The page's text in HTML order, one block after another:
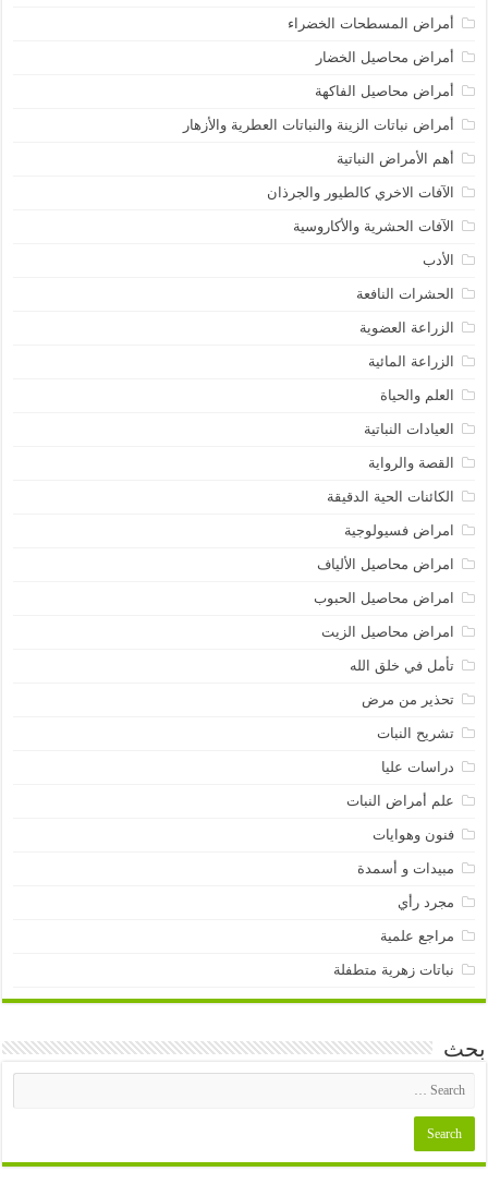
أمراض المسطحات الخضراء
أمراض محاصيل الخضار
أمراض محاصيل الفاكهة
أمراض نباتات الزينة والنباتات العطرية والأزهار
أهم الأمراض النباتية
الآفات الاخري كالطيور والجرذان
الآفات الحشرية والأكاروسية
الأدب
الحشرات النافعة
الزراعة العضوية
الزراعة المائية
العلم والحياة
العيادات النباتية
القصة والرواية
الكائنات الحية الدقيقة
امراض فسيولوجية
امراض محاصيل الألياف
امراض محاصيل الحبوب
امراض محاصيل الزيت
تأمل في خلق الله
تحذير من مرض
تشريح النبات
دراسات عليا
علم أمراض النبات
فنون وهوايات
مبيدات و أسمدة
مجرد رأي
مراجع علمية
نباتات زهرية متطفلة
بحث